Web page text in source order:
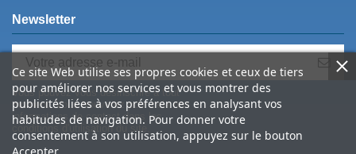
Ce site Web utilise ses propres cookies et ceux de tiers
pour améliorer nos services et vous montrer des
publicités liées à vos préférences en analysant vos
habitudes de navigation. Pour donner votre
consentement à son utilisation, appuyez sur le bouton
Newsletter
Vous pouvez vous désinscrire à tout
moment. Vous trouverez pour cela nos
informations de contact dans les
conditions d'utilisation du site.